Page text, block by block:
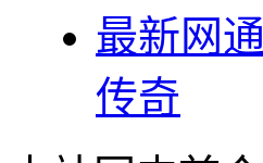
最新网
传奇